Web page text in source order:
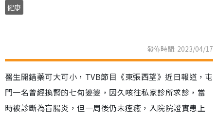
健康
發佈時間: 2023/04/17
醫生開錯藥可大可小，TVB節目《東張西望》近日報道，屯
門一名曾經換腎的七旬婆婆，因久咳往私家診所求診，當
時被診斷為盲腸炎，但一周後仍未痊癒，入院院證實患上